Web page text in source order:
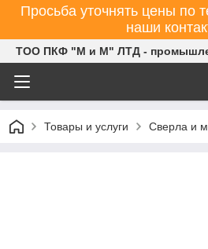
Просьба уточнять цены по
наши
ТОО ПКФ "М и М" ЛТД -
Товары и услуги Сверла и